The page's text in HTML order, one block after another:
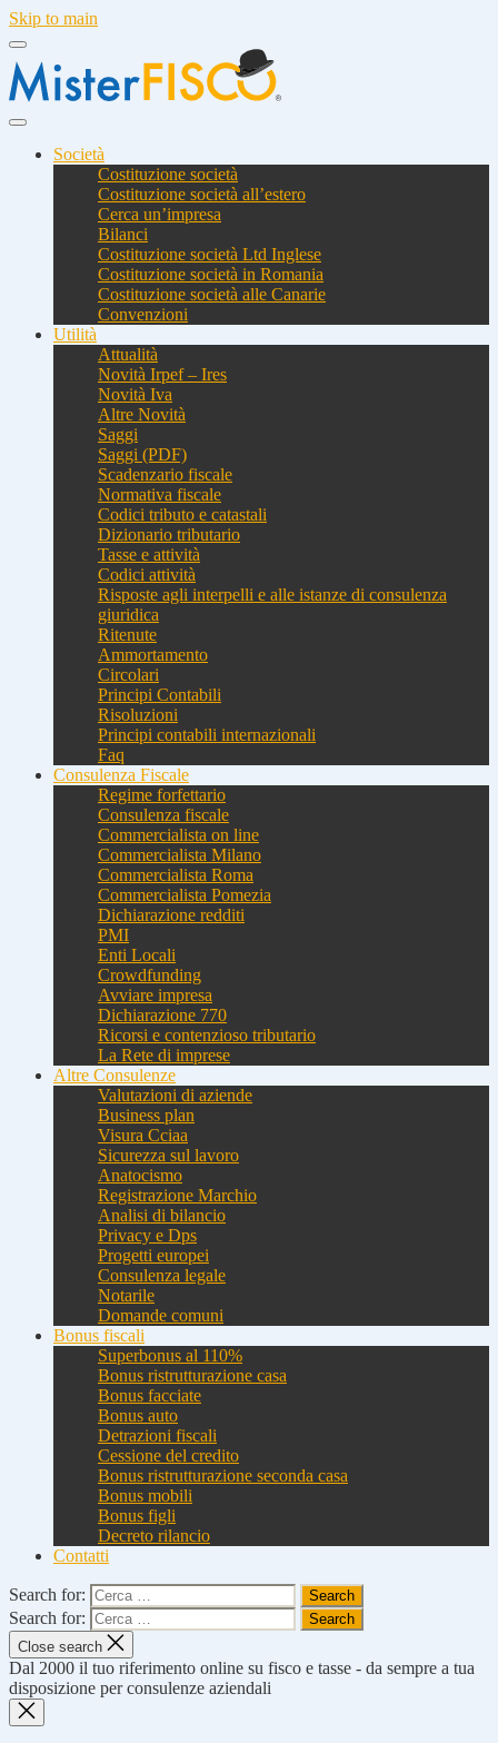
Skip to main
Società
Costituzione società
Costituzione società all’estero
Cerca un’impresa
Bilanci
Costituzione società Ltd Inglese
Costituzione società in Romania
Costituzione società alle Canarie
Convenzioni
Utilità
Attualità
Novità Irpef – Ires
Novità Iva
Altre Novità
Saggi
Saggi (PDF)
Scadenzario fiscale
Normativa fiscale
Codici tributo e catastali
Dizionario tributario
Tasse e attività
Codici attività
Risposte agli interpelli e alle istanze di consulenza
giuridica
Ritenute
Ammortamento
Circolari
Principi Contabili
Risoluzioni
Principi contabili internazionali
Faq
Consulenza Fiscale
Regime forfettario
Consulenza fiscale
Commercialista on line
Commercialista Milano
Commercialista Roma
Commercialista Pomezia
Dichiarazione redditi
PMI
Enti Locali
Crowdfunding
Avviare impresa
Dichiarazione 770
Ricorsi e contenzioso tributario
La Rete di imprese
Altre Consulenze
Valutazioni di aziende
Business plan
Visura Cciaa
Sicurezza sul lavoro
Anatocismo
Registrazione Marchio
Analisi di bilancio
Privacy e Dps
Progetti europei
Consulenza legale
Notarile
Domande comuni
Bonus fiscali
Superbonus al 110%
Bonus ristrutturazione casa
Bonus facciate
Bonus auto
Detrazioni fiscali
Cessione del credito
Bonus ristrutturazione seconda casa
Bonus mobili
Bonus figli
Decreto rilancio
Contatti
Search for:
Search for:
Close search
Dal 2000 il tuo riferimento online su fisco e tasse - da sempre a tua
disposizione per consulenze aziendali